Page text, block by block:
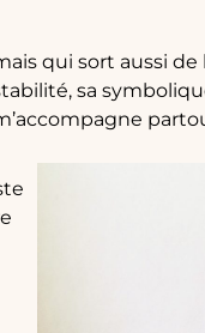
qui sort aussi de
sa